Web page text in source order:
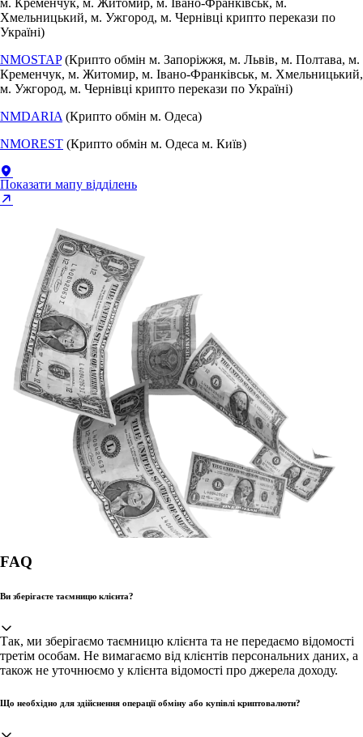
м. Кременчук, м. Житомир, м. Івано-Франківськ, м.
Хмельницький, м. Ужгород, м. Чернівці крипто перекази по
Україні)
NMOSTAP(Крипто обмін м. Запоріжжя, м. Львів, м. Полтава, м.
Кременчук, м. Житомир, м. Івано-Франківськ, м. Хмельницький,
м. Ужгород, м. Чернівці крипто перекази по Україні)
NMDARIA (Крипто обмін м. Одеса)
NMOREST (Крипто обмін м. Одеса м. Київ)
Показати мапу відділень
FAQ
Ви зберігаєте таємницю клієнта?
Так, ми зберігаємо таємницю клієнта та не передаємо відомості
третім особам. Не вимагаємо від клієнтів персональних даних, а
також не уточнюємо у клієнта відомості про джерела доходу.
Що необхідно для здійснення операції обміну або купівлі криптовалюти?